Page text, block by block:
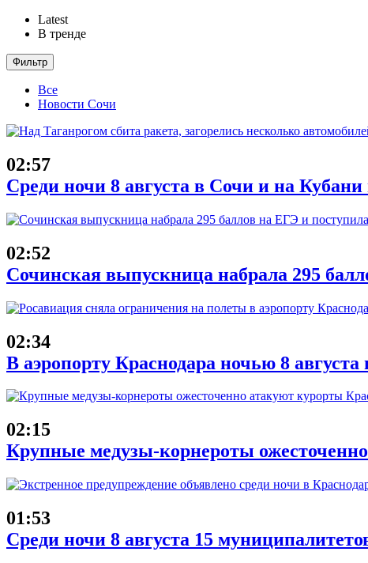
Latest
В тренде
Фильтр
Все
Новости Сочи
02:57
Среди ночи 8 августа в Сочи и на
02:52
Сочинская выпускница набрала 295
02:34
В аэропорту Краснодара ночью 8
02:15
Крупные медузы-корнероты
01:53
Среди ночи 8 августа 15